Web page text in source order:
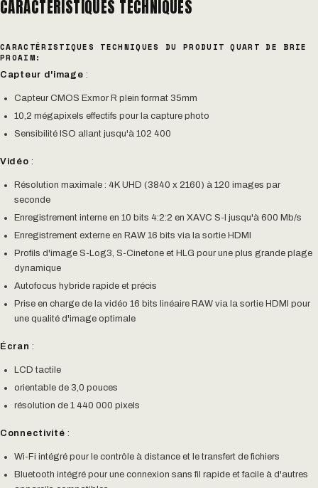
CARACTÉRISTIQUES TECHNIQUES
CARACTÉRISTIQUES TECHNIQUES DU PRODUIT QUART DE BRIE
PROAIM:
Capteur d'image :
Capteur CMOS Exmor R plein format 35mm
10,2 mégapixels effectifs pour la capture photo
Sensibilité ISO allant jusqu'à 102 400
Vidéo :
Résolution maximale : 4K UHD (3840 x 2160) à 120 images par
seconde
Enregistrement interne en 10 bits 4:2:2 en XAVC S-I jusqu'à 600 Mb/s
Enregistrement externe en RAW 16 bits via la sortie HDMI
Profils d'image S-Log3, S-Cinetone et HLG pour une plus grande plage
dynamique
Autofocus hybride rapide et précis
Prise en charge de la vidéo 16 bits linéaire RAW via la sortie HDMI pour
une qualité d'image optimale
Écran :
LCD tactile
orientable de 3,0 pouces
résolution de 1 440 000 pixels
Connectivité :
Wi-Fi intégré pour le contrôle à distance et le transfert de fichiers
Bluetooth intégré pour une connexion sans fil rapide et facile à d'autres